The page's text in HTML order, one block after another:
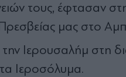
τους, έφτασαν
μας στο
Ιερουσαλήμ στη
Ιεροσόλυμα.